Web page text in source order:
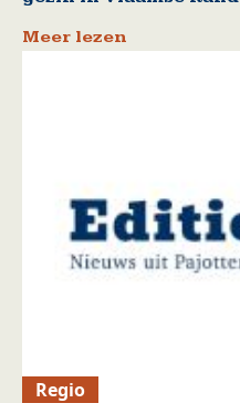
Meer lezen
Regio